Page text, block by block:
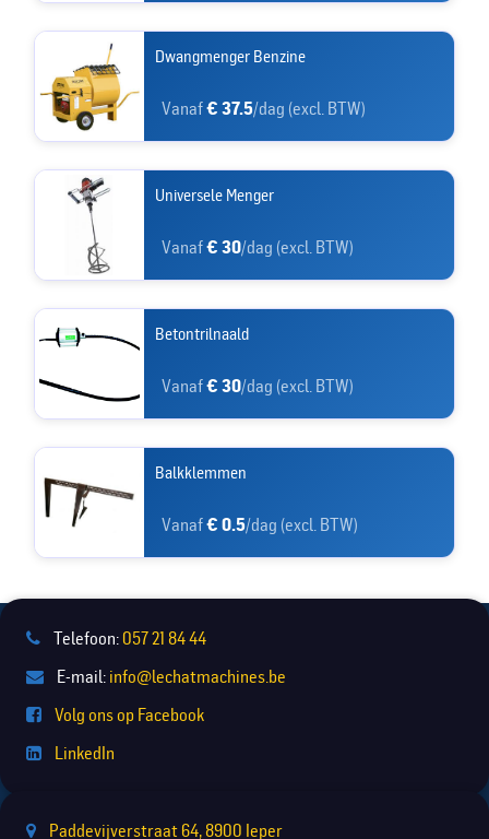
Dwangmenger Benzine
Vanaf€ 37.5/dag (excl. BTW)
Universele Menger
Vanaf€ 30/dag (excl. BTW)
Betontrilnaald
Vanaf€ 30/dag (excl. BTW)
Balkklemmen
Vanaf€ 0.5/dag (excl. BTW)
Telefoon: 057 21 84 44
E-mail: info@lechatmachines.be
Volg ons op Facebook
LinkedIn
Paddevijverstraat 64, 8900 Ieper